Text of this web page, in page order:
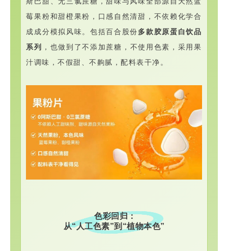
莓果粉和甜橙果粉，口感自然清甜，不依赖化学合
成成分模拟风味。包括百合股份多款胶原蛋白饮品
系列
，也做到了不添加蔗糖，不使用色素，采用果
汁调味，不假甜、不齁腻，配料表干净。
色彩回归：
从“人工色素”到“植物本色”